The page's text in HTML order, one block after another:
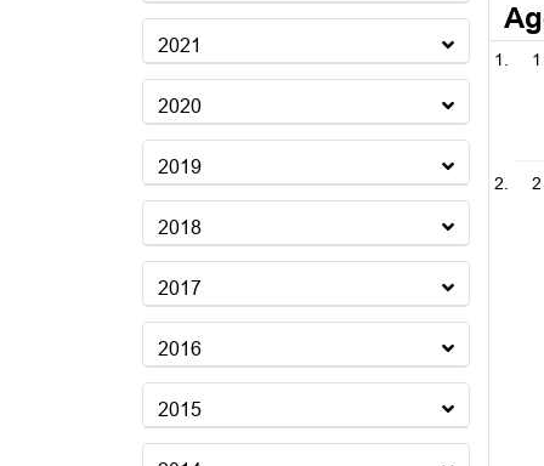
2021
2020
2019
2018
2017
2016
2015
1
2